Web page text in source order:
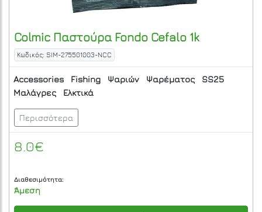
Colmic Παστούρα Fondo Cefalo 1k
Κωδικός: SIM-275501003-NCC
Accessories Fishing Ψαριών Ψαρέματος
SS25
Μαλάγρες
Ελκτικά
Περισσότερα
8.0€
Διαθεσιμότητα:
Άμεση